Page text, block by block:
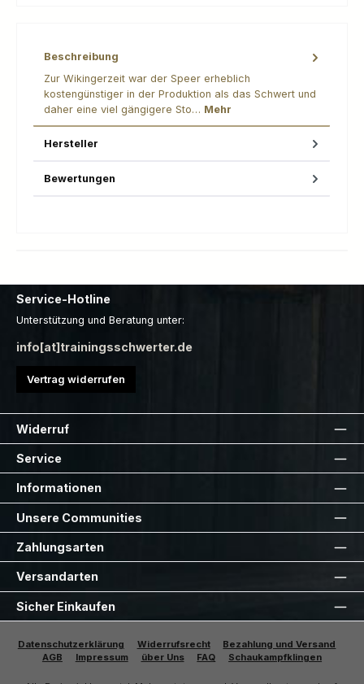
Beschreibung
Zur Wikingerzeit war der Speer erheblich
kostengünstiger in der Produktion als das Schwert und
daher eine viel gängigere Sto… Mehr
Hersteller
Bewertungen
Service-Hotline
Unterstützung und Beratung unter:
info[at]trainingsschwerter.de
Vertrag widerrufen
Widerruf
Service
Informationen
Unsere Communities
Zahlungsarten
Versandarten
Sicher Einkaufen
Datenschutzerklärung Widerrufsrecht
Bezahlung und Versand
AGB
Impressum über Uns FAQ Schaukampfklingen